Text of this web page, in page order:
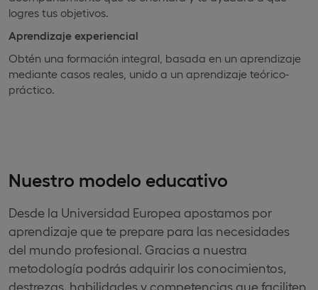
logres tus objetivos.
Aprendizaje experiencial
Obtén una formación integral, basada en un aprendizaje
mediante casos reales, unido a un aprendizaje teórico-
práctico.
Nuestro modelo educativo
Desde la Universidad Europea apostamos por
aprendizaje que te prepare para las necesidades
del mundo profesional. Gracias a nuestra
metodología podrás adquirir los conocimientos,
destrezas, habilidades y competencias que faciliten